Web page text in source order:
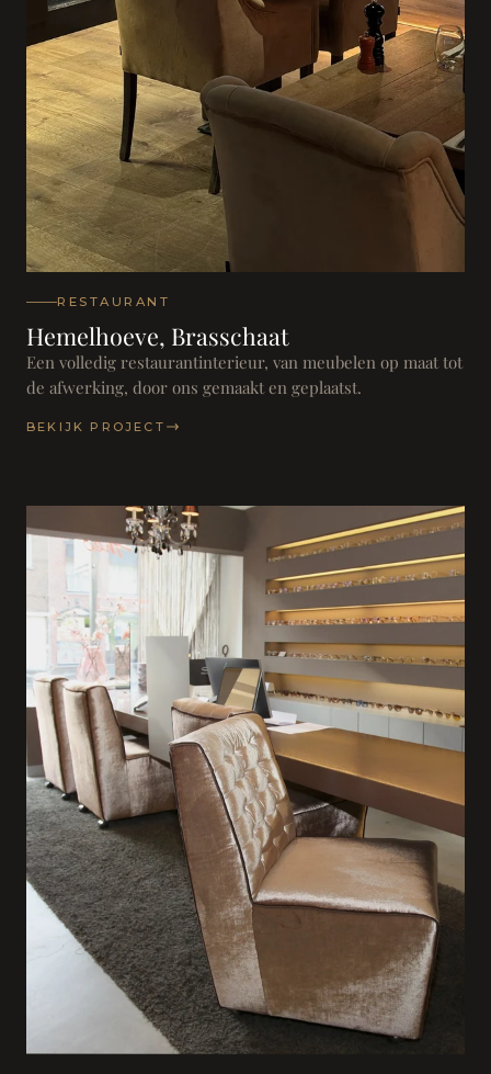
RESTAURANT
Hemelhoeve, Brasschaat
Een volledig restaurantinterieur, van meubelen op maat tot
de afwerking, door ons gemaakt en geplaatst.
BEKIJK PROJECT